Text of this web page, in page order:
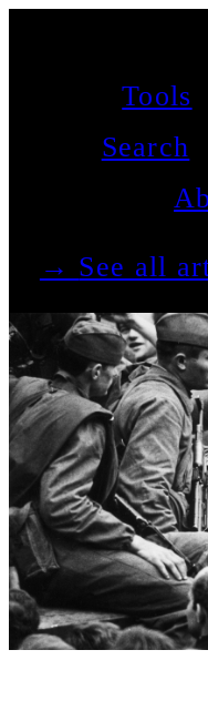
Tools
Search
See all